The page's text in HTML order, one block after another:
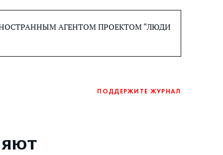
АГЕНТОМ ПРОЕКТОМ “ЛЮДИ
ПОДДЕРЖИТЕ ЖУРНАЛ